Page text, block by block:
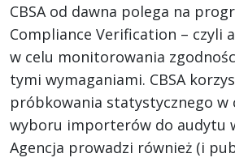
CBSA od dawna polega na
Compliance Verification – czyli
w celu monitorowania
tymi wymaganiami. CBSA
próbkowania statystycznego w
wyboru importerów do audytu
Agencja prowadzi również (i